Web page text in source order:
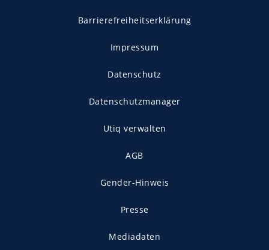
Barrierefreiheitserklärung
Impressum
Datenschutz
Datenschutzmanager
Utiq verwalten
AGB
Gender-Hinweis
Presse
Mediadaten